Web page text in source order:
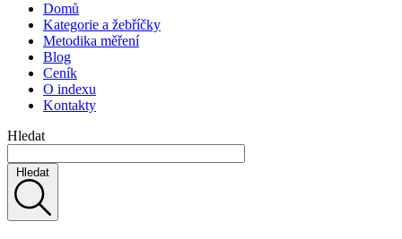
Domů
Kategorie a žebříčky
Metodika měření
Blog
Ceník
O indexu
Kontakty
Hledat
Hledat